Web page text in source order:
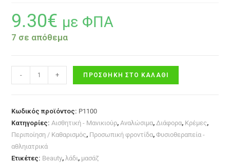
9.30€ με ΦΠΑ
7 σε απόθεμα
- + ΠΡΟΣΘΉΚΗ ΣΤΟ ΚΑΛΆΘΙ
Κωδικός προϊόντος: P1100
Κατηγορίες:Αισθητική - Μανικιούρ,Αναλώσιμα,Διάφορα, Κρέμες,
Περιποίηση / Καθαρισμός, Προσωπική φροντίδα,Φυσιοθεραπεία -
αθληιατρικά
Ετικέτες: Beauty,λάδι, μασάζ